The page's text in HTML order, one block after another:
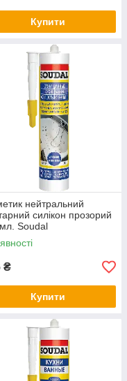
Купити
нейтральний
силікон прозорий
Soudal
₴
Купити